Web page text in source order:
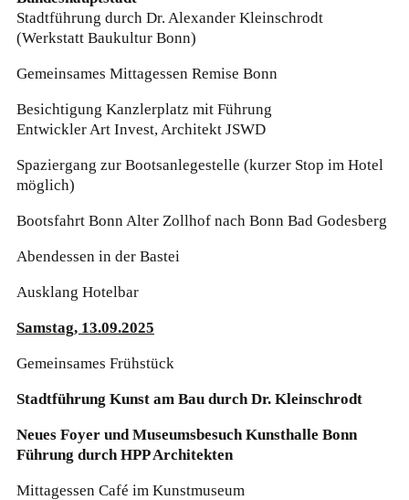
Stadtführung durch Dr. Alexander Kleinschrodt
(Werkstatt Baukultur Bonn)
Gemeinsames Mittagessen Remise Bonn
Besichtigung Kanzlerplatz mit Führung
Entwickler Art Invest, Architekt JSWD
Spaziergang zur Bootsanlegestelle (kurzer Stop im Hotel
möglich)
Bootsfahrt Bonn Alter Zollhof nach Bonn Bad Godesberg
Abendessen in der Bastei
Ausklang Hotelbar
Samstag, 13.09.2025
Gemeinsames Frühstück
Stadtführung Kunst am Bau durch Dr. Kleinschrodt
Neues Foyer und Museumsbesuch Kunsthalle Bonn
Führung durch HPP Architekten
Mittagessen Café im Kunstmuseum